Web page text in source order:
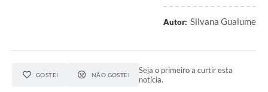
Autor: Silvana Guaiume
GOSTEI NÃO GOSTEI
Seja o primeiro a curtir esta
notícia.